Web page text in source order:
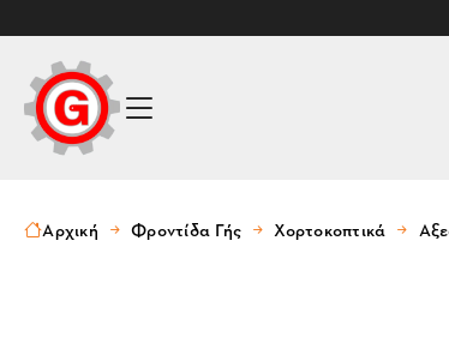
Αρχική Φροντίδα Γής Χορτοκοπτικά